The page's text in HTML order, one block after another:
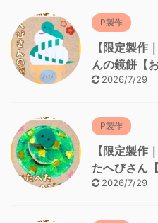
P製作
【限定製作
んの鏡餅【
2026/7/29
P製作
【限定製作
たへびさん
2026/7/29